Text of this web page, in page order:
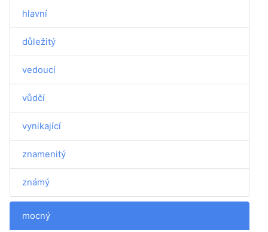
hlavní
důležitý
vedoucí
vůdčí
vynikající
znamenitý
známý
mocný